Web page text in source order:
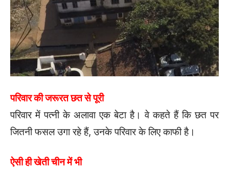
परिवार की जरूरत छत से पूरी
परिवार में पत्नी के अलावा एक बेटा है। वे कहते हैं कि छत पर
जितनी फसल उगा रहे हैं, उनके परिवार के लिए काफी है।
ऐसी ही खेती चीन में भी